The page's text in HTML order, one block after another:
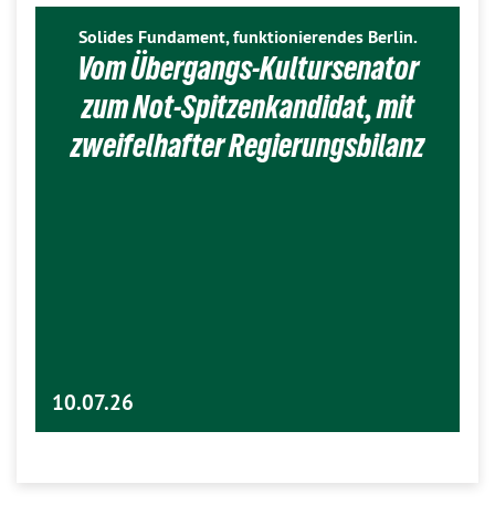
Solides Fundament, funktionierendes Berlin.
Vom Übergangs-Kultursenator
zum Not-Spitzenkandidat, mit
zweifelhafter Regierungsbilanz
10.07.26